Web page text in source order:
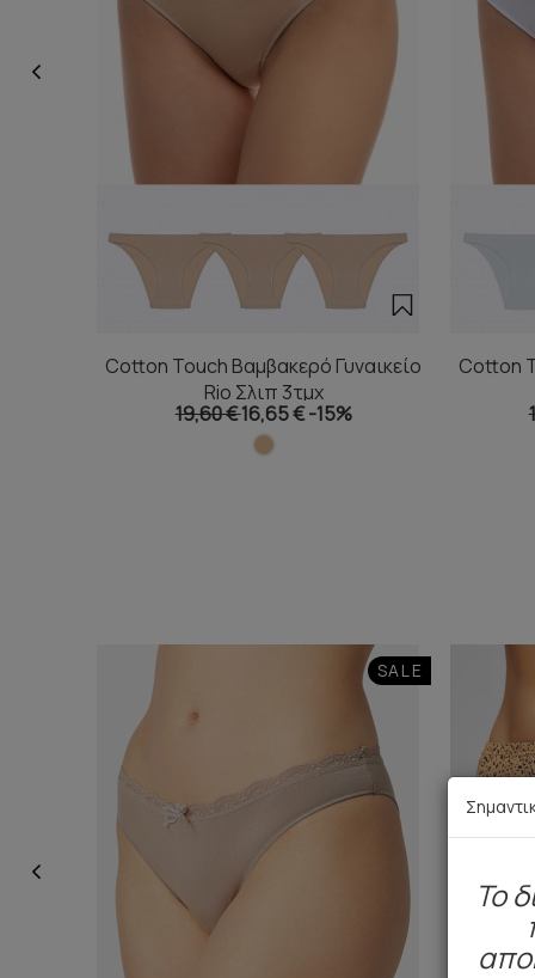
Cotton Touch Βαμβακερό Γυναικείο
Rio Σλιπ 3τμχ
19,60 €16,65 €-15%
Cotton
SALE
To